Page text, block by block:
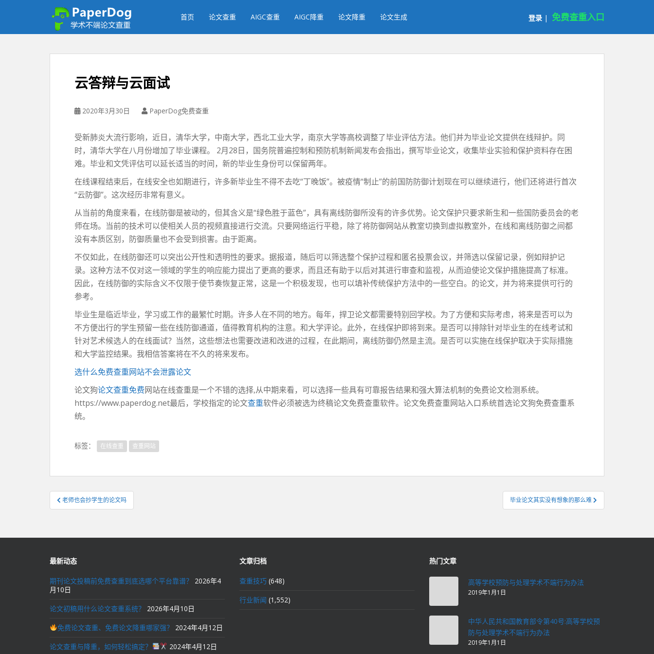
首页 论文查重 AIGC查重 AIGC降重 论文降重 论文生成 登录 | 免费查重入口
云答辩与云面试
2020年3月30日 PaperDog免费查重
受新肺炎大流行影响，近日，清华大学，中南大学，西北工业大学，南京大学等高校调整了毕业评估方法。他们并为毕业论文提供在线辩护。同
时，清华大学在八月份增加了毕业课程。 2月28日，国务院普遍控制和预防机制新闻发布会指出，撰写毕业论文，收集毕业实验和保护资料存在困
难。毕业和文凭评估可以延长适当的时间，新的毕业生身份可以保留两年。
在线课程结束后，在线安全也如期进行，许多新毕业生不得不去吃“丁晚饭”。被疫情“制止”的前国防防御计划现在可以继续进行，他们还将进行首次
“云防御”。这次经历非常有意义。
从当前的角度来看，在线防御是被动的，但其含义是“绿色胜于蓝色”，具有离线防御所没有的许多优势。论文保护只要求新生和一些国防委员会的老
师在场。当前的技术可以使相关人员的视频直接进行交流。只要网络运行平稳，除了将防御网站从教室切换到虚拟教室外，在线和离线防御之间都
没有本质区别，防御质量也不会受到损害。由于距离。
不仅如此，在线防御还可以突出公开性和透明性的要求。据报道，随后可以筛选整个保护过程和匿名投票会议，并筛选以保留记录，例如辩护记
录。这种方法不仅对这一领域的学生的响应能力提出了更高的要求，而且还有助于以后对其进行审查和监视，从而迫使论文保护措施提高了标准。
因此，在线防御的实际含义不仅限于使节奏恢复正常，这是一个积极发现，也可以填补传统保护方法中的一些空白。的论文，并为将来提供可行的
参考。
毕业生是临近毕业，学习或工作的最繁忙时期。许多人在不同的地方。每年，捍卫论文都需要特别回学校。为了方便和实际考虑，将来是否可以为
不方便出行的学生预留一些在线防御通道，值得教育机构的注意。和大学评论。此外，在线保护即将到来。是否可以排除针对毕业生的在线考试和
针对艺术候选人的在线面试？当然，这些想法也需要改进和改进的过程，在此期间，离线防御仍然是主流。是否可以实施在线保护取决于实际措施
和大学监控结果。我相信答案将在不久的将来发布。
选什么免费查重网站不会泄露论文
论文狗论文查重免费网站在线查重是一个不错的选择,从中期来看，可以选择一些具有可靠报告结果和强大算法机制的免费论文检测系统。
https://www.paperdog.net最后，学校指定的论文查重软件必须被选为终稿论文免费查重软件。论文免费查重网站入口系统首选论文狗免费查重系
统。
标签： 在线查重 查重网站
文
章
航
老师也会抄学生的论文吗 毕业论文其实没有想象的那么难
最新动态
期刊论文投稿前免费查重到底选哪个平台靠谱？
2026年4
月10日
论文初稿用什么论文查重系统？ 2026年4月10日
免费论文查重、免费论文降重哪家强？ 2024年4月12日
论文查重与降重，如何轻松搞定？ 2024年4月12日
文章归档
查重技巧 (648)
行业新闻 (1,552)
热门文章
高等学校预防与处理学术不端行为办法
2019年1月1日
中华人民共和国教育部令第40号:高等学校预
防与处理学术不端行为办法
2019年1月1日